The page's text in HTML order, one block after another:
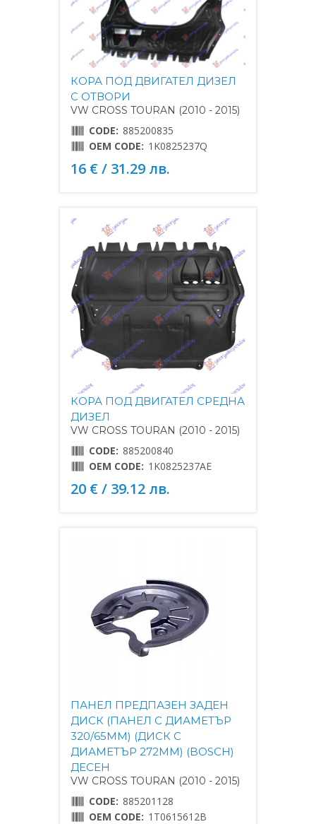
КОРА ПОД ДВИГАТЕЛ ДИЗЕЛ
С ОТВОРИ
VW CROSS TOURAN (2010 - 2015)
CODE: 885200835
OEM CODE: 1K0825237Q
16 € / 31.29 лв.
КОРА ПОД ДВИГАТЕЛ СРЕДНА
ДИЗЕЛ
VW CROSS TOURAN (2010 - 2015)
CODE: 885200840
OEM CODE: 1K0825237AE
20 € / 39.12 лв.
ПАНЕЛ ПРЕДПАЗЕН ЗАДЕН
ДИСК (ПАНЕЛ С ДИАМЕТЪР
320/65MM) (ДИСК С
ДИАМЕТЪР 272MM) (BOSCH)
ДЕСЕН
VW CROSS TOURAN (2010 - 2015)
CODE: 885201128
OEM CODE: 1T0615612B